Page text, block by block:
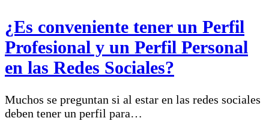
¿Es conveniente tener un Perfil
Profesional y un Perfil Personal
en las Redes Sociales?
Muchos se preguntan si al estar en las redes sociales
deben tener un perfil para…